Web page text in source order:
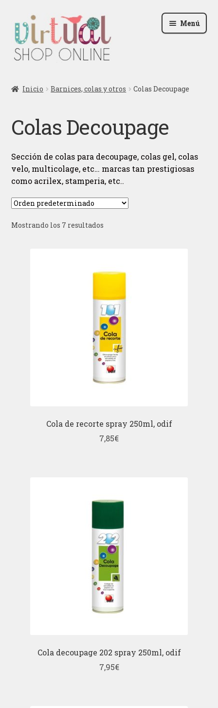
la
navegación
al
contenido
Menú
Contactar
Blog
Iniciar sesión
Inicio Barnices, colas y otros Colas Decoupage
Colas Decoupage
Sección de colas para decoupage, colas gel, colas
velo, multicolage, etc… marcas tan prestigiosas
como acrilex, stamperia, etc..
Mostrando los 7 resultados
Cola de recorte spray 250ml, odif
7,85€
Cola decoupage 202 spray 250ml, odif
7,95€